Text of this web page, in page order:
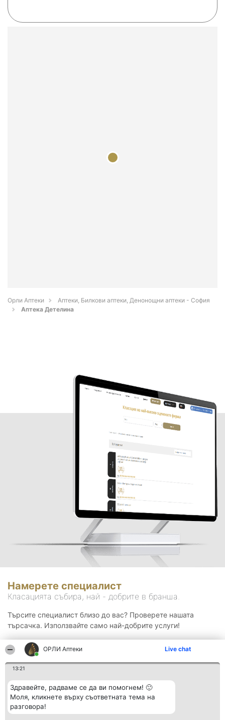
ОРЛИ Аптеки Live chat
13:21
Здравейте, радваме се да ви помогнем! 🙂
Моля, кликнете върху съответната тема на
разговора!
Орли Аптеки
Аптеки, Билкови аптеки, Денонощни аптеки - София
Аптека Детелина
Намерете специалист
Класацията събира, най - добрите в бранша.
Търсите специалист близо до вас? Проверете нашата
търсачка. Използвайте само най-добрите услуги!